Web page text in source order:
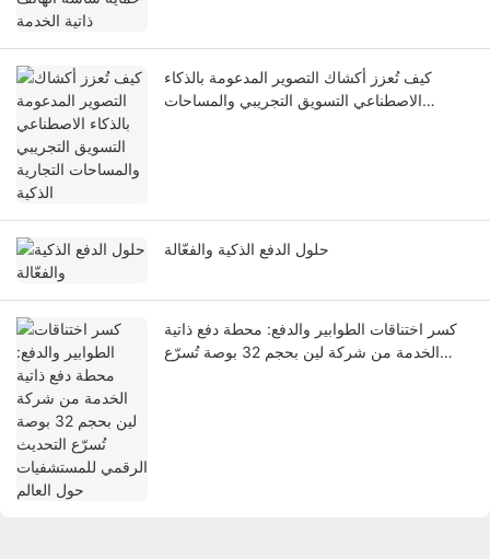
كيف تُعزز أكشاك التصوير المدعومة بالذكاء
الاصطناعي التسويق التجريبي والمساحات
حلول الدفع الذكية والفعّالة
كسر اختناقات الطوابير والدفع: محطة دفع ذاتية
الخدمة من شركة لين بحجم 32 بوصة تُسرّع